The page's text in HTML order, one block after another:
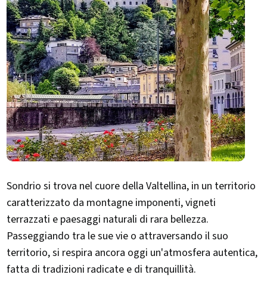
Sondrio si trova nel cuore della Valtellina, in un territorio
caratterizzato da montagne imponenti, vigneti
terrazzati e paesaggi naturali di rara bellezza.
Passeggiando tra le sue vie o attraversando il suo
territorio, si respira ancora oggi un'atmosfera autentica,
fatta di tradizioni radicate e di tranquillità.